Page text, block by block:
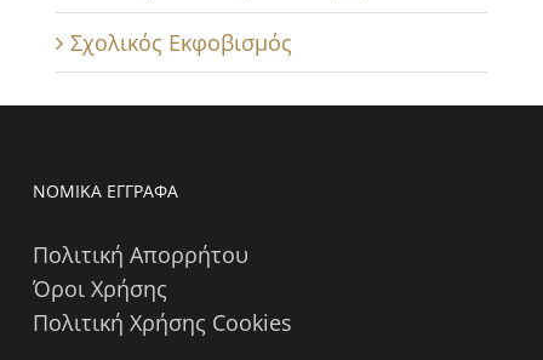
Σχολικός Εκφοβισμός
ΝΟΜΙΚΑ ΕΓΓΡΑΦΑ
Πολιτική Απορρήτου
Όροι Χρήσης
Πολιτική Χρήσης Cookies